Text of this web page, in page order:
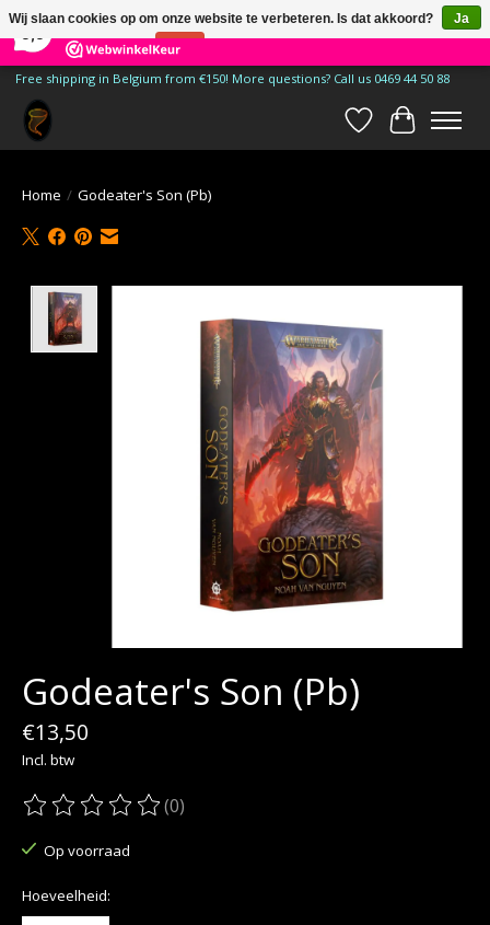
185 Reviews ×
Free shipping in Belgium from €150! More questions? Call us 0469 44 50 88
Verlanglijst
Home / Godeater's Son (Pb)
Godeater's Son (Pb)
€13,50
Incl. btw
De beoordeling van dit product is
(0)
Op voorraad
Hoeveelheid:
Wij slaan cookies op om onze website te verbeteren. Is dat akkoord?
Ja
Nee